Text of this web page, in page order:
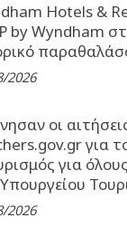
Hotels &
by Wyndham
2026
οι
για
για
2026